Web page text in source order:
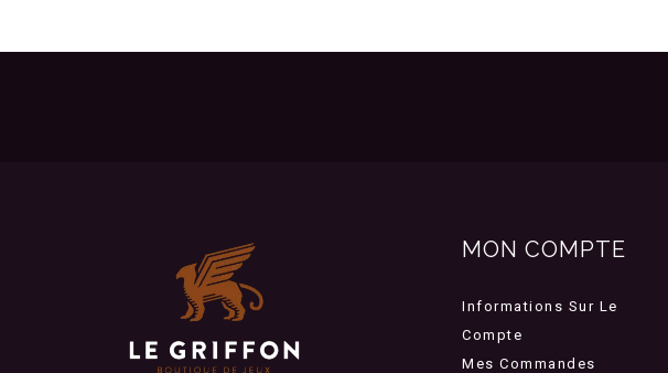
MON COMPTE
Informations Sur Le
Compte
Mes Commandes